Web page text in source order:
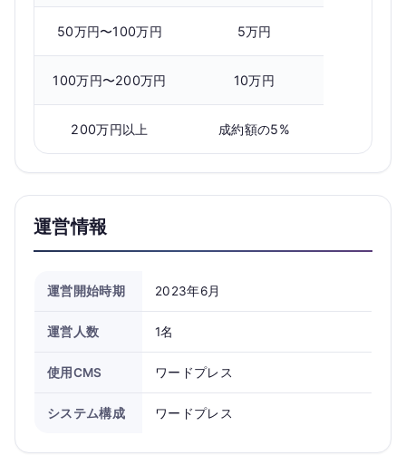
50万円〜100万円 5万円
100万円〜200万円 10万円
200万円以上 成約額の5%
運営情報
運営開始時期 2023年6月
運営人数 1名
使用CMS ワードプレス
システム構成 ワードプレス